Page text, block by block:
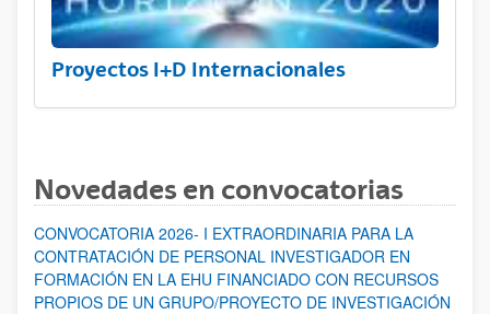
Proyectos I+D Internacionales
Novedades en convocatorias
CONVOCATORIA 2026- I EXTRAORDINARIA PARA LA
CONTRATACIÓN DE PERSONAL INVESTIGADOR EN
FORMACIÓN EN LA EHU FINANCIADO CON RECURSOS
PROPIOS DE UN GRUPO/PROYECTO DE INVESTIGACIÓN